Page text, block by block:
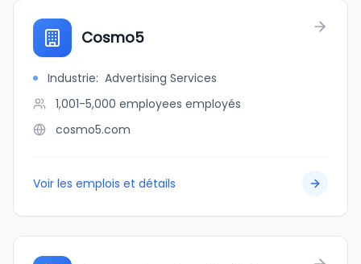
Cosmo5
Industrie: Advertising Services
1,001-5,000 employees employés
cosmo5.com
Voir les emplois et détails